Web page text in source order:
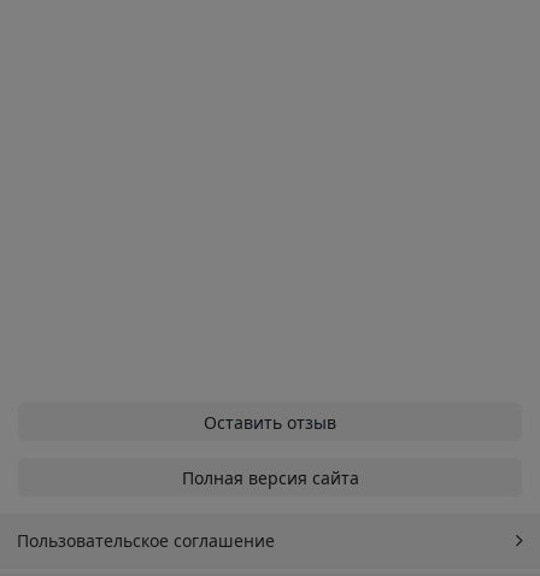
Оставить отзыв
Полная версия сайта
Пользовательское соглашение